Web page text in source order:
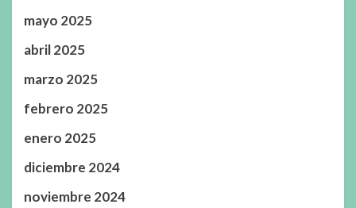
mayo 2025
abril 2025
marzo 2025
febrero 2025
enero 2025
diciembre 2024
noviembre 2024